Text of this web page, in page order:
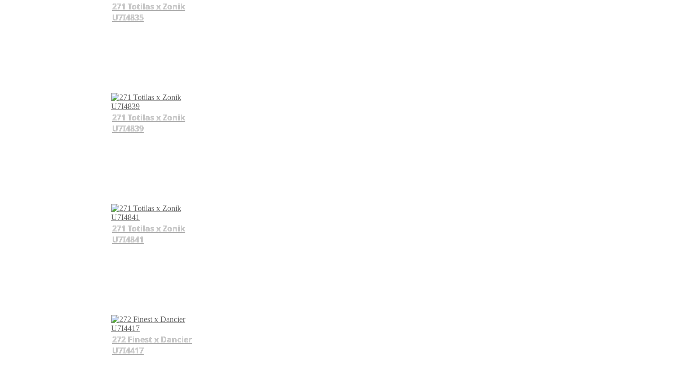
271 Totilas x Zonik
U7I4835
271 Totilas x Zonik
U7I4839
271 Totilas x Zonik
U7I4841
272 Finest x Dancier
U7I4417